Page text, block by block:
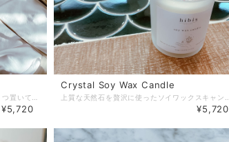
¥5,720
Crystal Soy Wax Candle
¥5,720